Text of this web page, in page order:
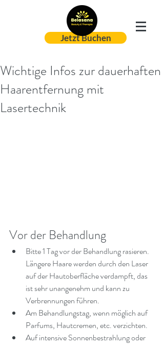
Jetzt Buchen
Wichtige Infos zur dauerhaften
Haarentfernung mit
Lasertechnik
Vor der Behandlung
Bitte 1 Tag vor der Behandlung rasieren.
Längere Haare werden durch den Laser
auf der Hautoberfläche verdampft, das
ist sehr unangenehm und kann zu
Verbrennungen führen.
Am Behandlungstag, wenn möglich auf
Parfums, Hautcremen, etc. verzichten.
Auf intensive Sonnenbestrahlung oder